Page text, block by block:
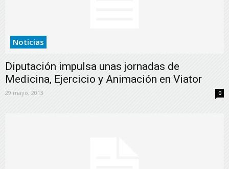
Noticias
Diputación impulsa unas jornadas de
Medicina, Ejercicio y Animación en Viator
29 mayo, 2013 0